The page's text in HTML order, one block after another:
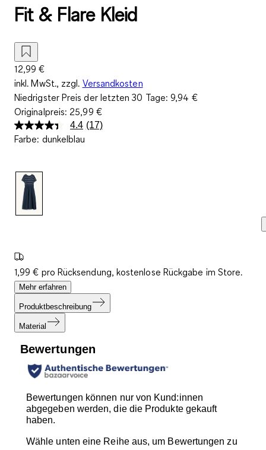
Fit & Flare Kleid
12,99 €
inkl. MwSt., zzgl. Versandkosten
Niedrigster Preis der letzten 30 Tage:9,94 €
Originalpreis: 25,99 €
4.4 17
(17)
Farbe: dunkelblau
1,99 € pro Rücksendung, kostenlose Rückgabe im Store.
Mehr erfahren
Produktbeschreibung
Material
Bewertungen
Bewertungen können nur von Kund:innen
abgegeben werden, die die Produkte gekauft
haben.
Wähle unten eine Reihe aus, um Bewertungen zu